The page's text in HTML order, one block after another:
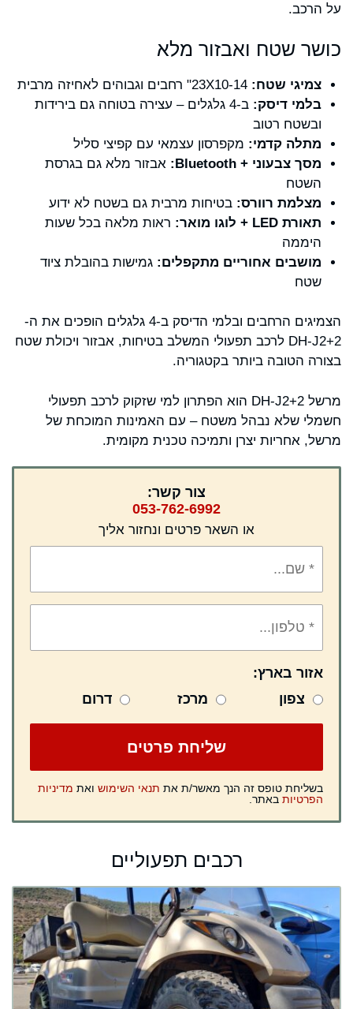
על הרכב.
כושר שטח ואבזור מלא
צמיגי שטח: 23X10-14" רחבים וגבוהים לאחיזה מרבית
בלמי דיסק:
ב-4 גלגלים – עצירה בטוחה גם בירידות
ובשטח רטוב
מתלה קדמי: מקפרסון עצמאי עם קפיצי סליל
מסך צבעוני + Bluetooth:
אבזור מלא גם בגרסת
השטח
מצלמת רוורס: בטיחות מרבית גם בשטח לא ידוע
תאורת LED + לוגו מואר:
ראות מלאה בכל שעות
היממה
מושבים אחוריים מתקפלים: גמישות בהובלת ציוד
שטח
הצמיגים הרחבים ובלמי הדיסק ב-4 גלגלים הופכים את ה-
DH-J2+2 לרכב תפעולי המשלב בטיחות, אבזור ויכולת שטח
בצורה הטובה ביותר בקטגוריה.
מרשל DH-J2+2 הוא הפתרון למי שזקוק לרכב תפעולי
חשמלי שלא נבהל משטח – עם האמינות המוכחת של
מרשל, אחריות יצרן ותמיכה טכנית מקומית.
צור קשר:
053-762-6992
או השאר פרטים ונחזור אליך
אזור בארץ:
צפון
מרכז דרום
בשליחת טופס זה הנך מאשר/ת את תנאי השימוש ואת מדיניות
הפרטיות באתר.
רכבים תפעוליים